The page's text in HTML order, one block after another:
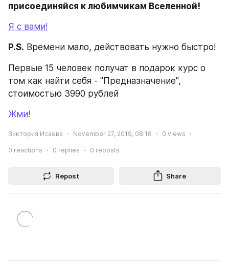
присоединяйся к любимчикам Вселенной!
Я с вами!
P.S. Времени мало, действовать нужно быстро!
Первые 15 человек получат в подарок курс о
том как найти себя - "Предназначение",
стоимостью 3990 рублей
Жми!
Виктория Исаева November 27, 2019, 08:18 0 views
0 reactions 0 replies 0 reposts
Repost Share